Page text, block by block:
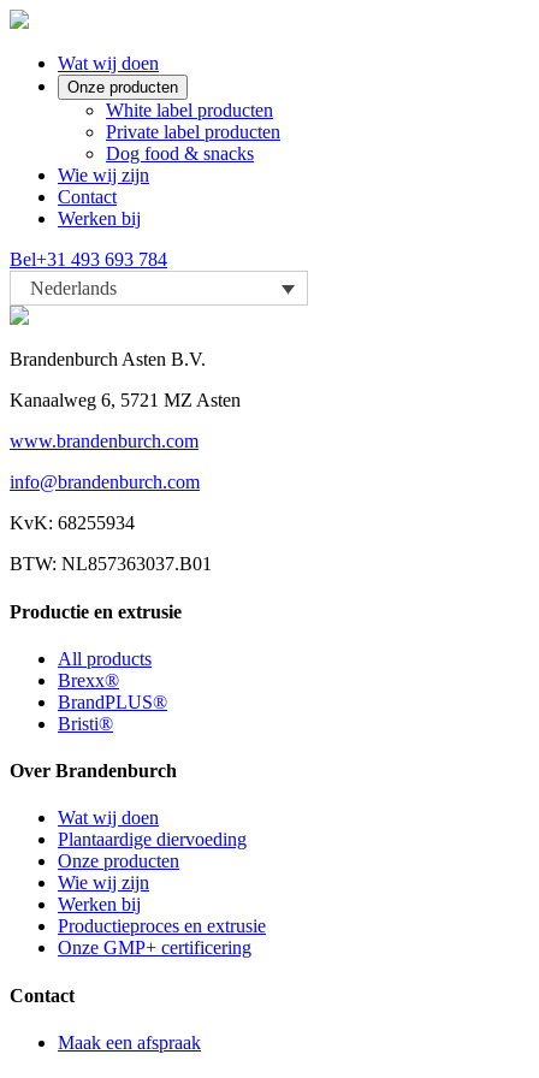
Wat wij doen
Onze producten
White label producten
Private label producten
Dog food & snacks
Wie wij zijn
Contact
Werken bij
Bel+31 493 693 784
Nederlands
Brandenburch Asten B.V.
Kanaalweg 6, 5721 MZ Asten
www.brandenburch.com
info@brandenburch.com
KvK: 68255934
BTW: NL857363037.B01
Productie en extrusie
All products
Brexx®
BrandPLUS®
Bristi®
Over Brandenburch
Wat wij doen
Plantaardige diervoeding
Onze producten
Wie wij zijn
Werken bij
Productieproces en extrusie
Onze GMP+ certificering
Contact
Maak een afspraak